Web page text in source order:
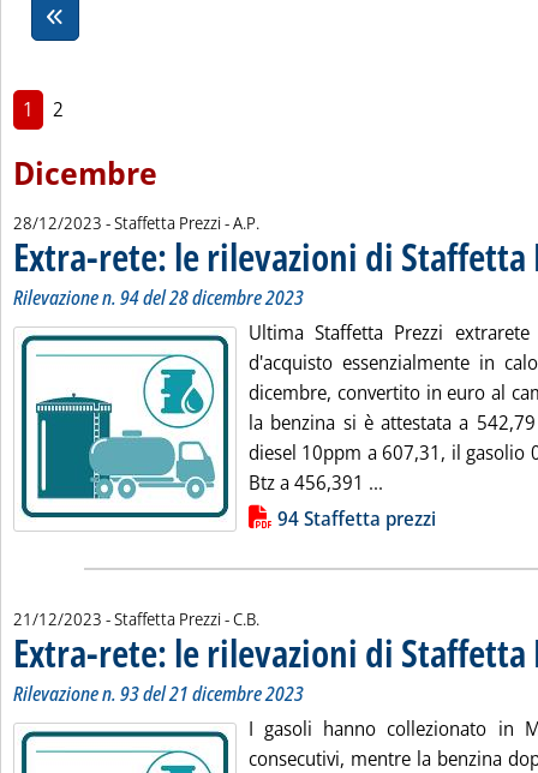
1 2
Dicembre
28/12/2023 - Staffetta Prezzi -di:
A.P.
Extra-rete: le rilevazioni di Staffetta
Rilevazione n. 94 del 28 dicembre 2023
Ultima Staffetta Prezzi
d'acquisto essenzialmente in
dicembre, convertito in euro al
la benzina si è attestata a
diesel 10ppm a 607,31, il gasolio
Btz a 456,391 ...
Lista allegati PDF alla notizia94 Staffetta prezzi
21/12/2023 - Staffetta Prezzi -di:
C.B.
Extra-rete: le rilevazioni di Staffetta
Rilevazione n. 93 del 21 dicembre 2023
I gasoli hanno collezionato in
consecutivi, mentre la benzina